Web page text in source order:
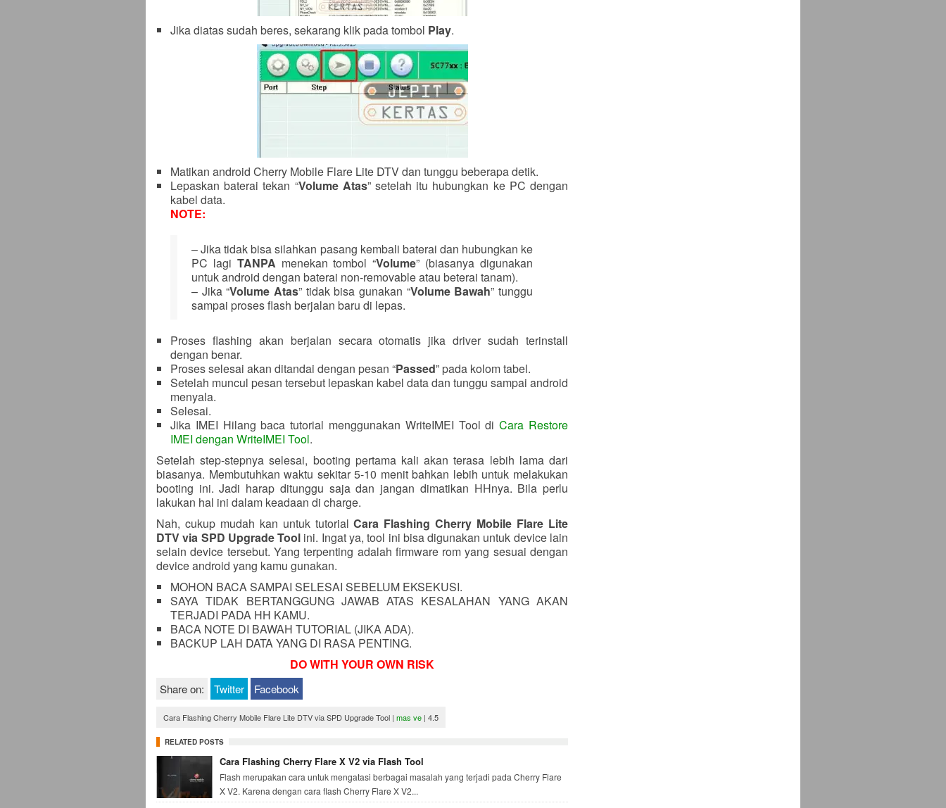
Jika diatas sudah beres, sekarang klik pada tombol Play.
Matikan android Cherry Mobile Flare Lite DTV dan tunggu beberapa detik.
Lepaskan baterai tekan “Volume Atas” setelah itu hubungkan ke PC dengan
kabel data.
NOTE:
– Jika tidak bisa silahkan pasang kembali baterai dan hubungkan ke
PC lagi TANPA menekan tombol “Volume” (biasanya digunakan
untuk android dengan baterai non-removable atau beterai tanam).
– Jika “Volume Atas” tidak bisa gunakan “Volume Bawah” tunggu
sampai proses flash berjalan baru di lepas.
Proses flashing akan berjalan secara otomatis jika driver sudah terinstall
dengan benar.
Proses selesai akan ditandai dengan pesan “Passed” pada kolom tabel.
Setelah muncul pesan tersebut lepaskan kabel data dan tunggu sampai android
menyala.
Selesai.
Jika IMEI Hilang baca tutorial menggunakan WriteIMEI Tool diCara Restore
IMEI dengan WriteIMEI Tool.
Setelah step-stepnya selesai, booting pertama kali akan terasa lebih lama dari
biasanya. Membutuhkan waktu sekitar 5-10 menit bahkan lebih untuk melakukan
booting ini. Jadi harap ditunggu saja dan jangan dimatikan HHnya. Bila perlu
lakukan hal ini dalam keadaan di charge.
Nah, cukup mudah kan untuk tutorialCara Flashing Cherry Mobile Flare Lite
DTV via SPD Upgrade Tool ini. Ingat ya, tool ini bisa digunakan untuk device lain
selain device tersebut. Yang terpenting adalah firmware rom yang sesuai dengan
device android yang kamu gunakan.
MOHON BACA SAMPAI SELESAI SEBELUM EKSEKUSI.
SAYA TIDAK BERTANGGUNG JAWAB ATAS KESALAHAN YANG AKAN
TERJADI PADA HH KAMU.
BACA NOTE DI BAWAH TUTORIAL (JIKA ADA).
BACKUP LAH DATA YANG DI RASA PENTING.
DO WITH YOUR OWN RISK
Share on: Twitter Facebook
Cara Flashing Cherry Mobile Flare Lite DTV via SPD Upgrade Tool | mas ve | 4.5
RELATED POSTS
Cara Flashing Cherry Flare X V2 via Flash Tool
Flash merupakan cara untuk mengatasi berbagai masalah yang terjadi pada Cherry Flare
X V2. Karena dengan cara flash Cherry Flare X V2...